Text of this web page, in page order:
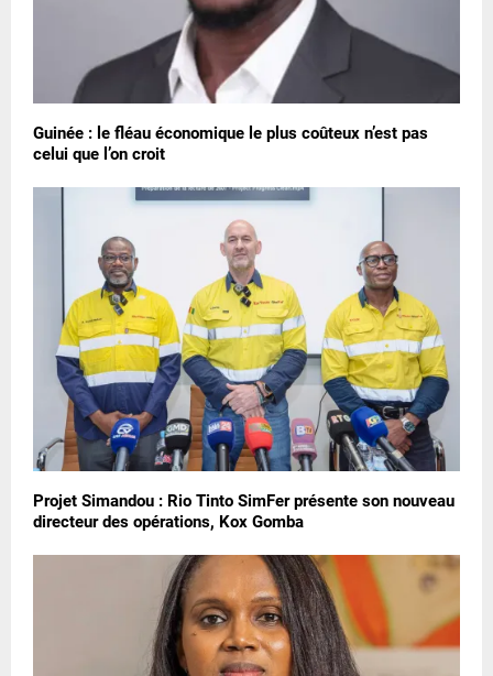
Guinée : le fléau économique le plus coûteux n’est pas
celui que l’on croit
Projet Simandou : Rio Tinto SimFer présente son nouveau
directeur des opérations, Kox Gomba